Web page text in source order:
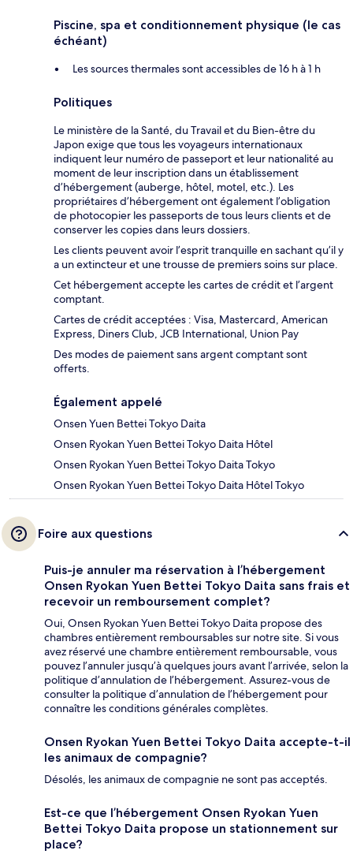
Piscine, spa et conditionnement physique (le cas
échéant)
Les sources thermales sont accessibles de 16 h à 1 h
Politiques
Le ministère de la Santé, du Travail et du Bien-être du
Japon exige que tous les voyageurs internationaux
indiquent leur numéro de passeport et leur nationalité au
moment de leur inscription dans un établissement
d’hébergement (auberge, hôtel, motel, etc.). Les
propriétaires d’hébergement ont également l’obligation
de photocopier les passeports de tous leurs clients et de
conserver les copies dans leurs dossiers.
Les clients peuvent avoir l’esprit tranquille en sachant qu’il y
a un extincteur et une trousse de premiers soins sur place.
Cet hébergement accepte les cartes de crédit et l’argent
comptant.
Cartes de crédit acceptées : Visa, Mastercard, American
Express, Diners Club, JCB International, Union Pay
Des modes de paiement sans argent comptant sont
offerts.
Également appelé
Onsen Yuen Bettei Tokyo Daita
Onsen Ryokan Yuen Bettei Tokyo Daita Hôtel
Onsen Ryokan Yuen Bettei Tokyo Daita Tokyo
Onsen Ryokan Yuen Bettei Tokyo Daita Hôtel Tokyo
Foire aux questions
Puis-je annuler ma réservation à l’hébergement
Onsen Ryokan Yuen Bettei Tokyo Daita sans frais et
recevoir un remboursement complet?
Oui, Onsen Ryokan Yuen Bettei Tokyo Daita propose des
chambres entièrement remboursables sur notre site. Si vous
avez réservé une chambre entièrement remboursable, vous
pouvez l’annuler jusqu’à quelques jours avant l’arrivée, selon la
politique d’annulation de l’hébergement. Assurez-vous de
consulter la politique d’annulation de l’hébergement pour
connaître les conditions générales complètes.
Onsen Ryokan Yuen Bettei Tokyo Daita accepte-t-il
les animaux de compagnie?
Désolés, les animaux de compagnie ne sont pas acceptés.
Est-ce que l’hébergement Onsen Ryokan Yuen
Bettei Tokyo Daita propose un stationnement sur
place?